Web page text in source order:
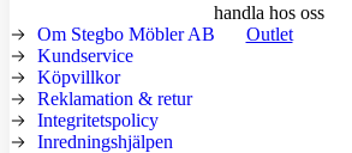
Outlet
handla hos oss
Om Stegbo Möbler AB
Kundservice
Köpvillkor
Reklamation & retur
Integritetspolicy
Inredningshjälpen